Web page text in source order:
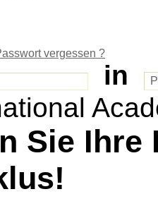
vergessen ?
in
Sie